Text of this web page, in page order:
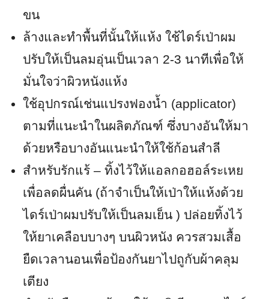
ขน
ล้างและทำพื้นที่นั้นให้แห้ง ใช้ไดร์เป่าผม
ปรับให้เป็นลมอุ่นเป็นเวลา 2-3 นาทีเพื่อให้
มั่นใจว่าผิวหนังแห้ง
ใช้อุปกรณ์เช่นแปรงฟองน้ำ (applicator)
ตามที่แนะนำในผลิตภัณฑ์ ซึ่งบางอันให้มา
ด้วยหรือบางอันแนะนำให้ใช้ก้อนสำลี
สำหรับรักแร้ – ทิ้งไว้ให้แอลกอฮอล์ระเหย
เพื่อลดผื่นคัน (ถ้าจำเป็นให้เป่าให้แห้งด้วย
ไดร์เป่าผมปรับให้เป็นลมเย็น ) ปล่อยทิ้งไว้
ให้ยาเคลือบบางๆ บนผิวหนัง ควรสวมเสื้อ
ยืดเวลานอนเพื่อป้องกันยาไปถูกับผ้าคลุม
เตียง